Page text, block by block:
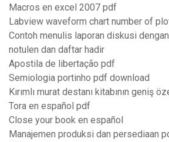
Macros en excel 2007 pdf
Labview waveform chart number of
Contoh menulis laporan diskusi
notulen dan daftar hadir
Apostila de libertação pdf
Semiologia portinho pdf download
Kırımlı murat destanı kitabının geniş
Tora en español pdf
Close your book en español
Manajemen produksi dan persediaan